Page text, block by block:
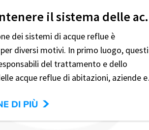
Come
dei sistemi di acque reflue è
diversi motivi. In primo luogo, questi
del trattamento e dello
acque reflue di abitazioni, aziende e
DI PIÙ >